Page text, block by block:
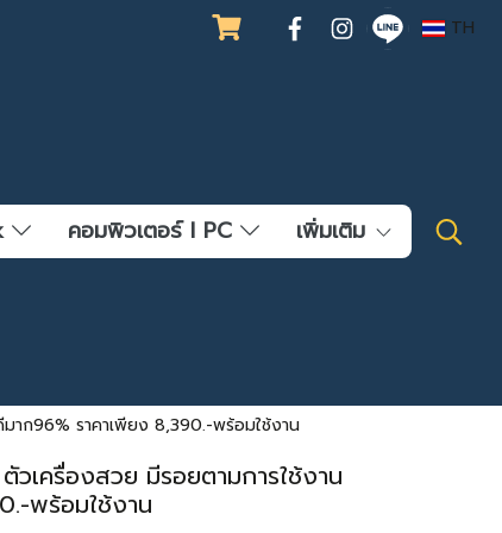
TH
คอมพิวเตอร์ l PC เพิ่มเติม
ก96% ราคาเพียง 8,390.-พร้อมใช้งาน
เครื่องสวย มีรอยตามการใช้งาน
พร้อมใช้งาน